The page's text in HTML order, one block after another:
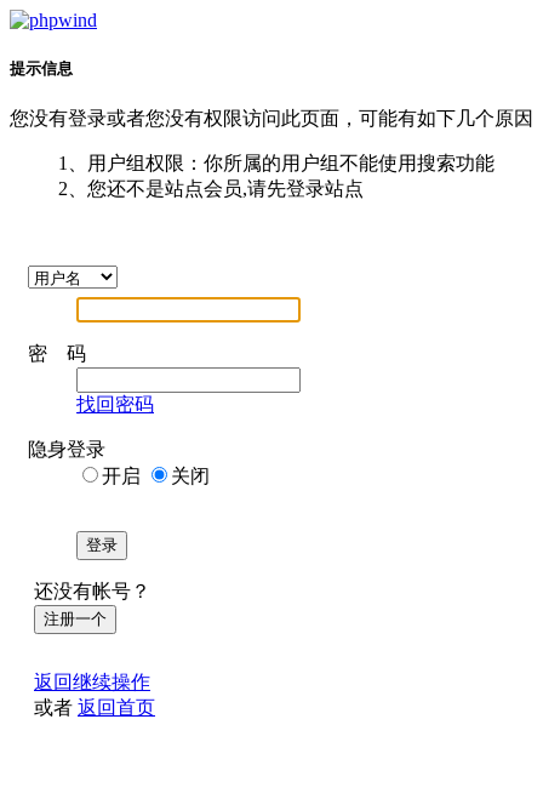
提示信息
您没有登录或者您没有权限访问此页面，可能有如下几个原因
1、用户组权限：你所属的用户组不能使用搜索功能
2、您还不是站点会员,请先登录站点
密 码
找回密码
隐身登录
开启
关闭
登录
还没有帐号？
注册一个
返回继续操作
或者 返回首页